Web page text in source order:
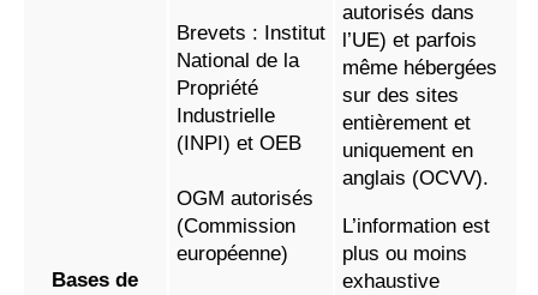
Bases de
Brevets : Institut
National de la
Propriété
Industrielle
(INPI) et OEB
OGM autorisés
(Commission
européenne)
autorisés dans
l’UE) et parfois
même hébergées
sur des sites
entièrement et
uniquement en
anglais (OCVV).
L’information est
plus ou moins
exhaustive